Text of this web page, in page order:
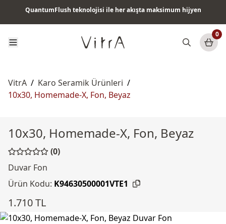
QuantumFlush teknolojisi ile her akışta maksimum hijyen
0
VitrA / Karo Seramik Ürünleri /
10x30, Homemade-X, Fon, Beyaz
10x30, Homemade-X, Fon, Beyaz
(0)
Duvar Fon
Ürün Kodu: K94630500001VTE1
1.710 TL